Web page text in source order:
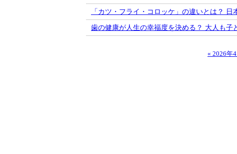
「カツ・フライ・コロッケ」の違いとは？
歯の健康が人生の幸福度を決める？ 大人も子
« 2026年4